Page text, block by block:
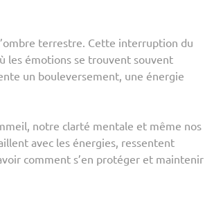
terrestre. Cette interruption du
les émotions se trouvent souvent
un bouleversement, une énergie
notre clarté mentale et même nos
avec les énergies, ressentent
comment s’en protéger et maintenir